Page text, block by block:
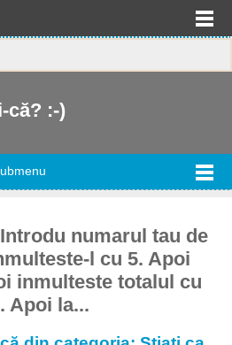
că? :-)
numarul tau de
l cu 5. Apoi
inmulteste totalul cu
Apoi la...